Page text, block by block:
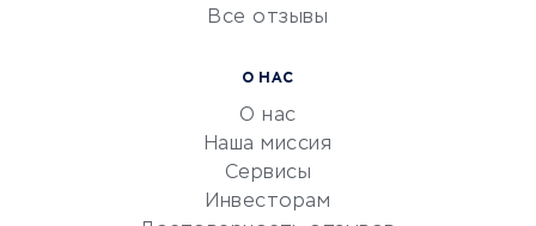
УСЛУГИ ДЛЯ БИЗНЕСАВсе отзывы
О НАС
О нас
Наша миссия
Сервисы
Инвесторам